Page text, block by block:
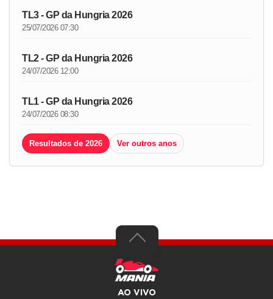
TL3 - GP da Hungria 2026
25/07/2026 07:30
TL2 - GP da Hungria 2026
24/07/2026 12:00
TL1 - GP da Hungria 2026
24/07/2026 08:30
Resultados de 2026 Ver outros anos
AO VIVO